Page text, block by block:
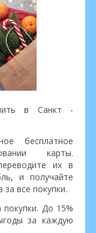
в Санкт -
бесплатное
карты.
их в
и получайте
все покупки.
До 15%
за каждую